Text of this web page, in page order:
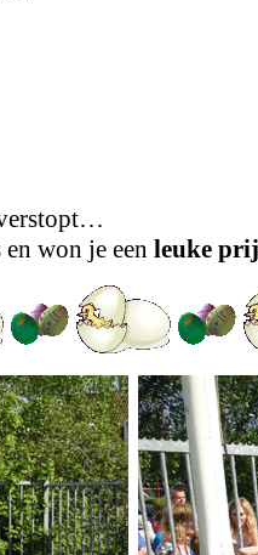
won je een leuke